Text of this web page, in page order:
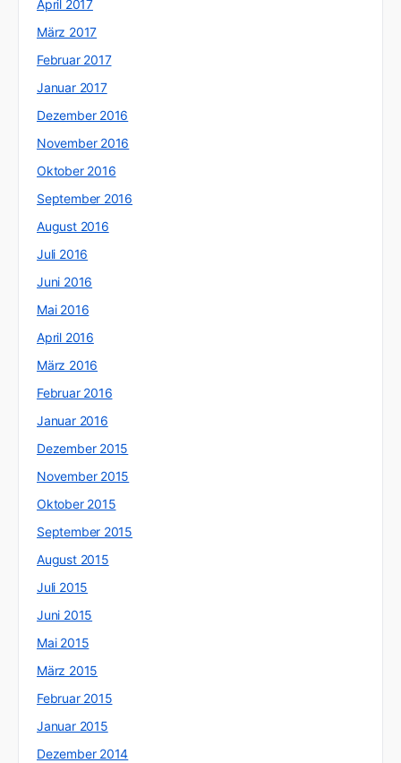
April 2017
März 2017
Februar 2017
Januar 2017
Dezember 2016
November 2016
Oktober 2016
September 2016
August 2016
Juli 2016
Juni 2016
Mai 2016
April 2016
März 2016
Februar 2016
Januar 2016
Dezember 2015
November 2015
Oktober 2015
September 2015
August 2015
Juli 2015
Juni 2015
Mai 2015
März 2015
Februar 2015
Januar 2015
Dezember 2014